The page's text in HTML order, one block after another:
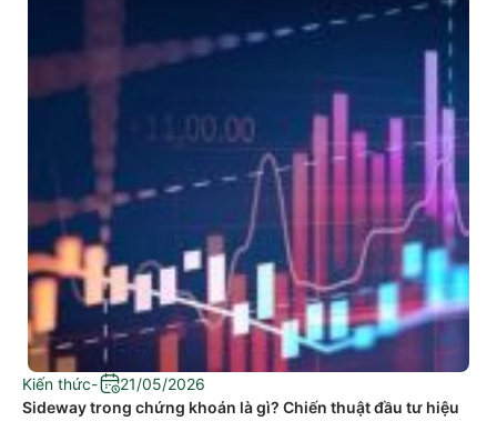
Kiến thức-
21/05/2026
Sideway trong chứng khoán là gì? Chiến thuật đầu tư hiệu